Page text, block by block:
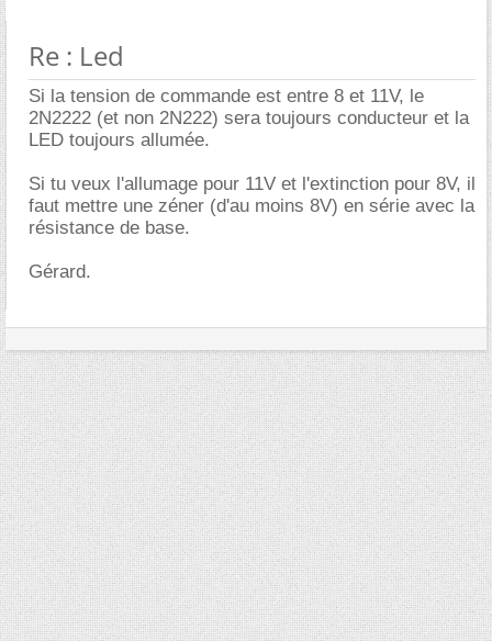
Re : Led
Si la tension de commande est entre 8 et 11V, le
2N2222 (et non 2N222) sera toujours conducteur et la
LED toujours allumée.
Si tu veux l'allumage pour 11V et l'extinction pour 8V, il
faut mettre une zéner (d'au moins 8V) en série avec la
résistance de base.
Gérard.